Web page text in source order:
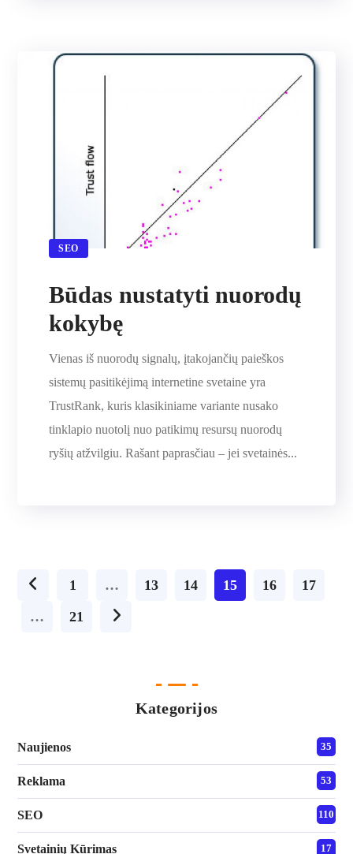
SEO
Būdas nustatyti nuorodų
kokybę
Vienas iš nuorodų signalų, įtakojančių paieškos
sistemų pasitikėjimą internetine svetaine yra
TrustRank, kuris klasikiniame variante nusako
tinklapio nuotolį nuo patikimų resursų nuorodų
ryšių atžvilgiu. Rašant paprasčiau – jei svetainės...
1 … 13 14 15 16
17
…
21
Kategorijos
Naujienos 35
Reklama 53
SEO 110
Svetainių Kūrimas 17